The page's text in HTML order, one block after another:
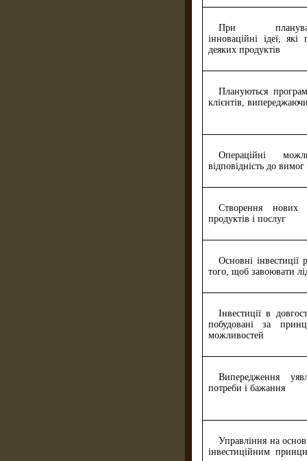
При
інноваційні ідеї, які
деяких продуктів
Плануються
клієнтів,
Операційні
відповідність до
Створення нових
продуктів і послуг
Основні інвестиції
того, щоб завоювати
Інвестиції в
побудовані за
можливостей
Випередження
потреби і бажання
Управління на
інвестиційним